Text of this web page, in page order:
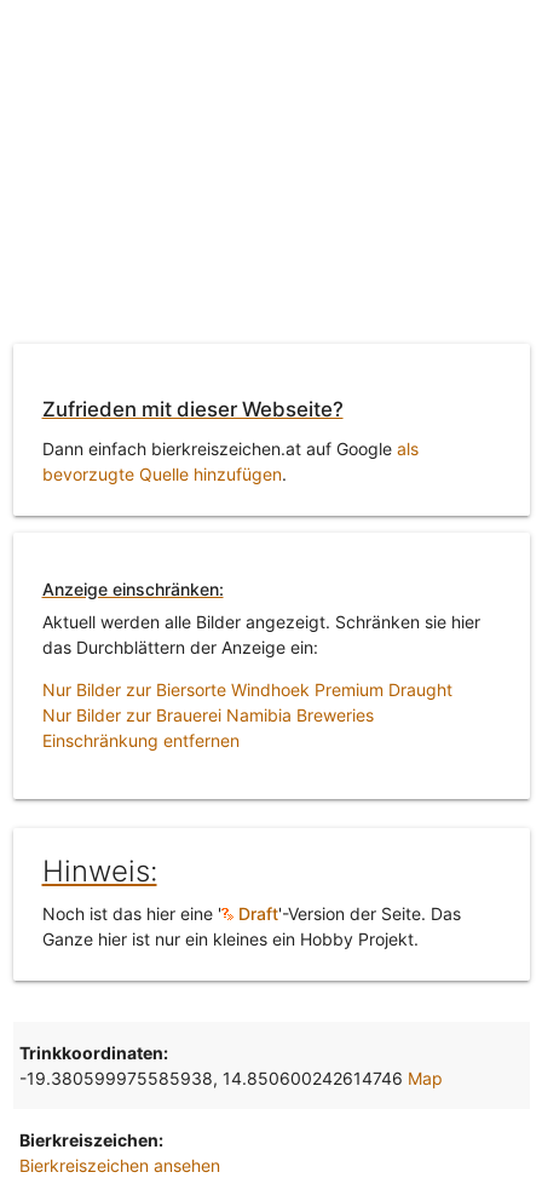
Zufrieden mit dieser Webseite?
Dann einfach bierkreiszeichen.at auf Google als
bevorzugte Quelle hinzufügen.
Anzeige einschränken:
Aktuell werden alle Bilder angezeigt. Schränken sie hier
das Durchblättern der Anzeige ein:
Nur Bilder zur Biersorte Windhoek Premium Draught
Nur Bilder zur Brauerei Namibia Breweries
Einschränkung entfernen
Hinweis:
Noch ist das hier eine ' Draft'-Version der Seite. Das
Ganze hier ist nur ein kleines ein Hobby Projekt.
Trinkkoordinaten:
-19.380599975585938, 14.850600242614746 Map
Bierkreiszeichen:
Bierkreiszeichen ansehen